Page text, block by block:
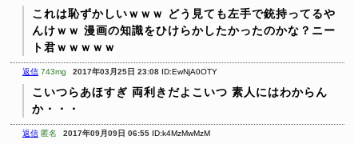
これは恥ずかしいｗｗｗ
どう見ても左手で銃持ってるや
んけｗｗ 漫画の知識をひけらかしたかったのかな？ニー
ト君ｗｗｗｗｗ
返信 743mg 2017年03月25日 23:08 ID:EwNjA0OTY
こいつらあほすぎ 両利きだよこいつ 素人にはわからん
か・・・
返信 匿名 2017年09月09日 06:55 ID:k4MzMwMzM